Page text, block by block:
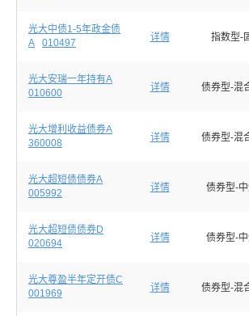
光大中债1-5年政金债
A
010497 详情 指数型-
光大安瑞一年持有A
010600
详情 债券型-混
光大增利收益债券A
360008
详情 债券型-混
光大超短债债券A
005992
详情 债券型-
光大超短债债券D
020694
详情 债券型-
光大尊盈半年定开债C
001969
详情 债券型-混